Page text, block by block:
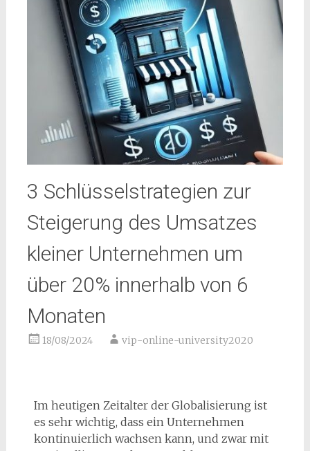
3 Schlüsselstrategien zur
Steigerung des Umsatzes
kleiner Unternehmen um
über 20% innerhalb von 6
Monaten
18/08/2024 vip-online-university2020
Im heutigen Zeitalter der Globalisierung ist
es sehr wichtig, dass ein Unternehmen
kontinuierlich wachsen kann, und zwar mit